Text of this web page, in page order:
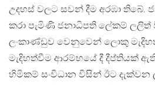
උදහස් වලට සවන් දීම අරඹා තිබේ.
කරා පැමිණි ජනාධිපති ලේකම් ලලිත්
ලංකාණ්ඩුව වෙනුවෙන් ලොකු
මැදිහත්වීම ආරම්භයේ දී දීප්තියක්
හිමිකම් සංවිධාන විසින් ඊට